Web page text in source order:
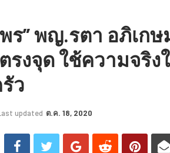
ร” พญ.รตา อภิเกษ
รงจุด ใช้ความจริ
ว
updated ต.ค. 18, 2020